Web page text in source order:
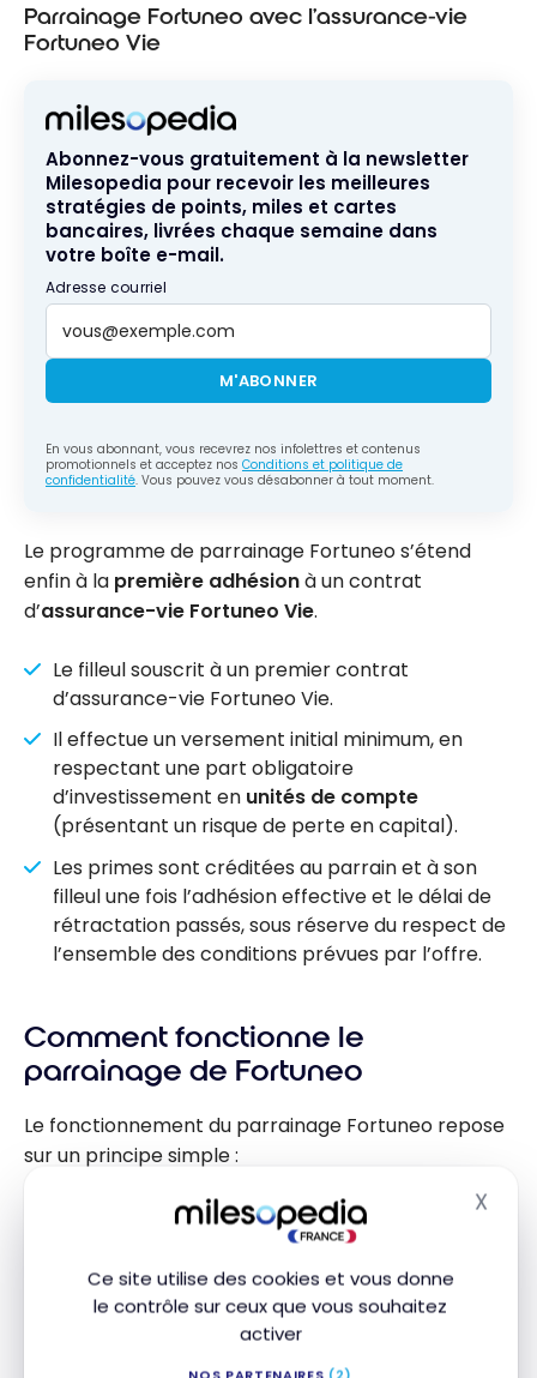
Ce site utilise des cookies et vous donne
le contrôle sur ceux que vous souhaitez
activer
X
Parrainage Fortuneo avec l’assurance-vie
Fortuneo Vie
Abonnez-vous gratuitement à la newsletter
Milesopedia pour recevoir les meilleures
stratégies de points, miles et cartes
bancaires, livrées chaque semaine dans
votre boîte e-mail.
Adresse courriel
M'ABONNER
En vous abonnant, vous recevrez nos infolettres et contenus
promotionnels et acceptez nos Conditions et politique de
confidentialité. Vous pouvez vous désabonner à tout moment.
Le programme de parrainage Fortuneo s’étend
enfin à la première adhésionà un contrat
d’assurance-vie Fortuneo Vie.
Le filleul souscrit à un premier contrat
d’assurance-vie Fortuneo Vie.
Il effectue un versement initial minimum, en
respectant une part obligatoire
d’investissement en unités de compte
(présentant un risque de perte en capital).
Les primes sont créditées au parrain et à son
filleul une fois l’adhésion effective et le délai de
rétractation passés, sous réserve du respect de
l’ensemble des conditions prévues par l’offre.
Comment fonctionne le
parrainage de Fortuneo
Le fonctionnement du parrainage Fortuneo repose
sur un principe simple :
Le parrain récupère soncode parrain
depuis
Le filleul renseigne ce code lors de la
souscription d’un nouveau produit(compte
courant avec carte Fosfo Mastercard ou Gold
CB Mastercard, compte bourse ou assurance-